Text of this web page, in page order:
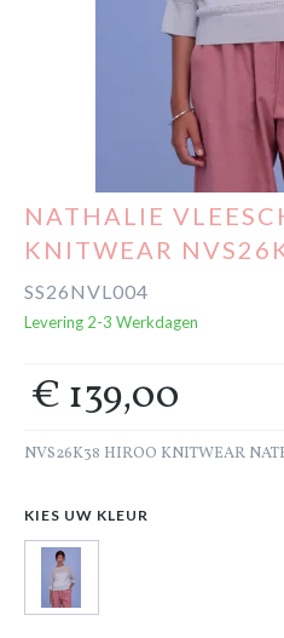
Outlet
NATHALIE
KNITWEAR
SS26NVL004
Levering 2-3 Werkdagen
€ 139,00
NVS26K38 HIROO KNITWEAR
KIES UW KLEUR